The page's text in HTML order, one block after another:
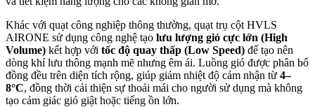
Khác với quạt công nghiệp thông thường, quạt trụ cột HVLS
AIRONE sử dụng công nghệ tạo lưu lượng gió cực lớn (High
Volume) kết hợp với tốc độ quay thấp (Low Speed) để tạo nên
dòng khí lưu thông mạnh mẽ nhưng êm ái. Luồng gió được phân bổ
đồng đều trên diện tích rộng, giúp giảm nhiệt độ cảm nhận từ 4–
8°C, đồng thời cải thiện sự thoải mái cho người sử dụng mà không
tạo cảm giác gió giật hoặc tiếng ồn lớn.